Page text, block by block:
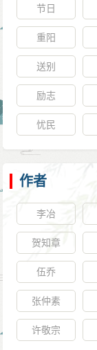
节日
重阳
送别
励志
忧民
作者
李冶
贺知章
伍乔
张仲素
许敬宗